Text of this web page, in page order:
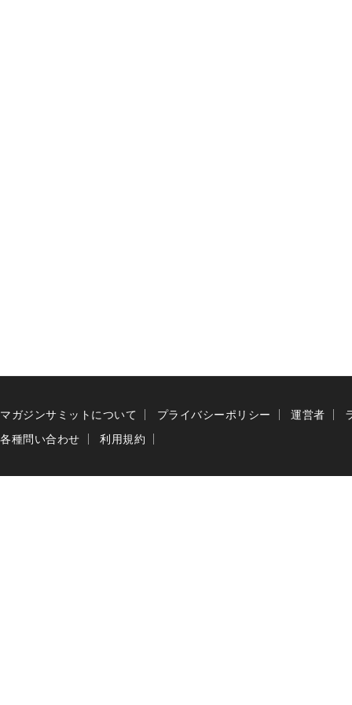
マガジンサミットについて プライバシーポリシー 運営者
各種問い合わせ
利用規約